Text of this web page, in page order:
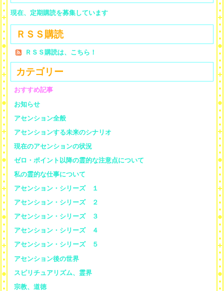
現在、定期購読を募集しています
ＲＳＳ購読
ＲＳＳ購読は、こちら！
カテゴリー
おすすめ記事
お知らせ
アセンション全般
アセンションする未来のシナリオ
現在のアセンションの状況
ゼロ・ポイント以降の霊的な注意点について
私の霊的な仕事について
アセンション・シリーズ １
アセンション・シリーズ ２
アセンション・シリーズ ３
アセンション・シリーズ ４
アセンション・シリーズ ５
アセンション後の世界
スピリチュアリズム、霊界
宗教、道徳